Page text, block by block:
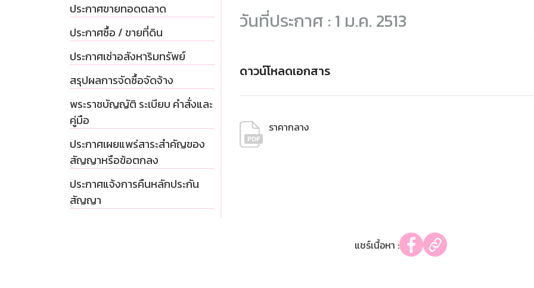
ประกาศขายทอดตลาด
ประกาศซื้อ / ขายที่ดิน
ประกาศเช่าอสังหาริมทรัพย์
สรุปผลการจัดซื้อจัดจ้าง
พระราชบัญญัติ ระเบียบ คำสั่งและ
คู่มือ
ประกาศเผยแพร่สาระสำคัญของ
สัญญาหรือข้อตกลง
ประกาศแจ้งการคืนหลักประกัน
สัญญา
วันที่ประกาศ : 1 ม.ค. 2513
ดาวน์โหลดเอกสาร
ราคากลาง
แชร์เนื้อหา :